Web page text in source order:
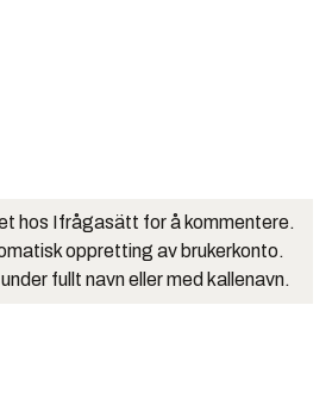
hos Ifrågasätt for å kommentere.
oppretting av brukerkonto.
fullt navn eller med kallenavn.